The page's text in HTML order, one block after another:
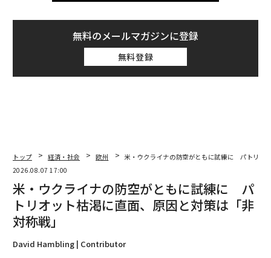
無料のメールマガジンに登録
無料登録
トップ 経済・社会 欧州
米・ウクライナの防空がともに試練に パトリオ
2026.08.07 17:00
米・ウクライナの防空がともに試練に パ
トリオット枯渇に直面、原因と対策は「非
対称戦」
David Hambling | Contributor